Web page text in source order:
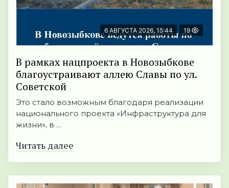
6 АВГУСТА 2026, 15:44 19
В рамках нацпроекта в Новозыбкове
благоустраивают аллею Славы по ул.
Советской
Это стало возможным благодаря реализации
национального проекта «Инфраструктура для
жизни», в ...
Читать далее